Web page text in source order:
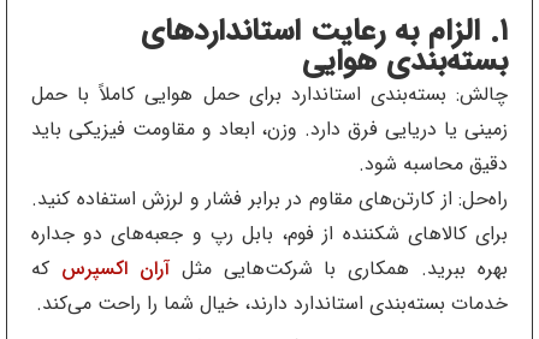
۱. الزام به رعایت استانداردهای
بسته‌بندی هوایی
چالش: بسته‌بندی استاندارد برای حمل هوایی کاملاً با حمل
زمینی یا دریایی فرق دارد. وزن، ابعاد و مقاومت فیزیکی باید
دقیق محاسبه شود.
راه‌حل: از کارتن‌های مقاوم در برابر فشار و لرزش استفاده کنید.
برای کالاهای شکننده از فوم، بابل رپ و جعبه‌های دو جداره
بهره ببرید. همکاری با شرکت‌هایی مثلآران اکسپرس که
خدمات بسته‌بندی استاندارد دارند، خیال شما را راحت می‌کند.